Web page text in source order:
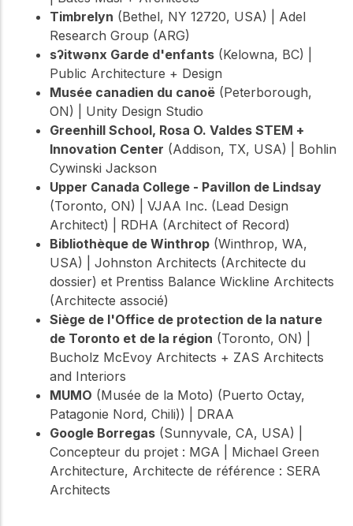
Timbrelyn (Bethel, NY 12720, USA) | Adel
Research Group (ARG)
sʔitwənx Garde d'enfants (Kelowna, BC) |
Public Architecture + Design
Musée canadien du canoë (Peterborough,
ON) | Unity Design Studio
Greenhill School, Rosa O. Valdes STEM +
Innovation Center (Addison, TX, USA) | Bohlin
Cywinski Jackson
Upper Canada College - Pavillon de Lindsay
(Toronto, ON) | VJAA Inc. (Lead Design
Architect) | RDHA (Architect of Record)
Bibliothèque de Winthrop (Winthrop, WA,
USA) | Johnston Architects (Architecte du
dossier) et Prentiss Balance Wickline Architects
(Architecte associé)
Siège de l'Office de protection de la nature
de Toronto et de la région (Toronto, ON) |
Bucholz McEvoy Architects + ZAS Architects
and Interiors
MUMO (Musée de la Moto) (Puerto Octay,
Patagonie Nord, Chili)) | DRAA
Google Borregas (Sunnyvale, CA, USA) |
Concepteur du projet : MGA | Michael Green
Architecture, Architecte de référence : SERA
Architects